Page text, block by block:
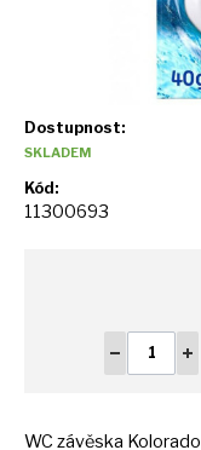
Dostupnost:
SKLADEM
Kód:
11300693
WC závěska Kolorado